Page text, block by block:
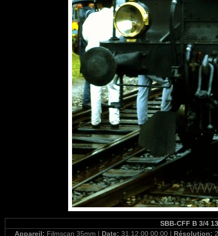
SBB-CFF B 3/4
Appareil: Filmscan 35mm | Date: 31.12.00 00:00 | Résolution: